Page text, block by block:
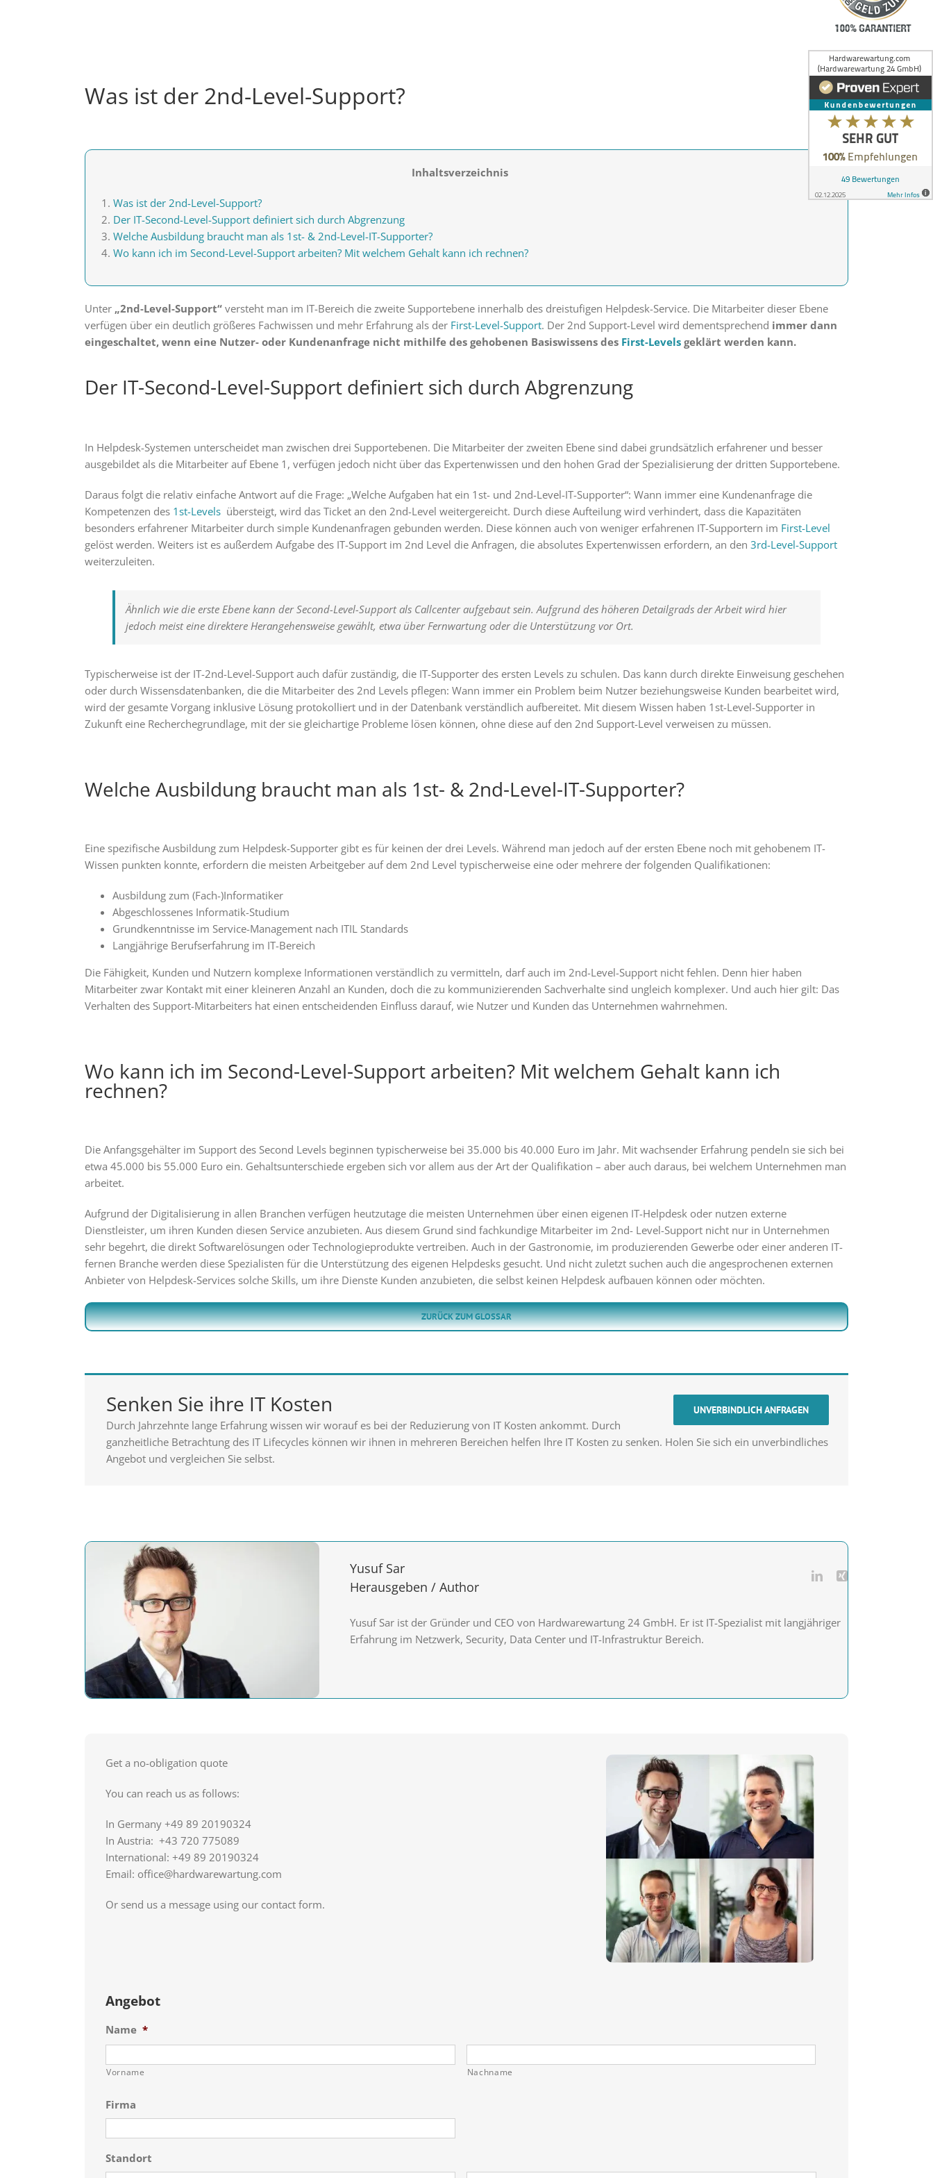
Was ist der 2nd-Level-Support?
Inhaltsverzeichnis
Was ist der 2nd-Level-Support?
Der IT-Second-Level-Support definiert sich durch Abgrenzung
Welche Ausbildung braucht man als 1st- & 2nd-Level-IT-Supporter?
Wo kann ich im Second-Level-Support arbeiten? Mit welchem Gehalt kann ich rechnen?
Unter „2nd-Level-Support“versteht man im IT-Bereich die zweite Supportebene innerhalb des dreistufigen Helpdesk-Service. Die Mitarbeiter dieser Ebene
verfügen über ein deutlich größeres Fachwissen und mehr Erfahrung als der First-Level-Support. Der 2nd Support-Level wird dementsprechend immer dann
eingeschaltet, wenn eine Nutzer- oder Kundenanfrage nicht mithilfe des gehobenen Basiswissens des First-Levelsgeklärt werden kann.
Der IT-Second-Level-Support definiert sich durch Abgrenzung
In Helpdesk-Systemen unterscheidet man zwischen drei Supportebenen. Die Mitarbeiter der zweiten Ebene sind dabei grundsätzlich erfahrener und besser
ausgebildet als die Mitarbeiter auf Ebene 1, verfügen jedoch nicht über das Expertenwissen und den hohen Grad der Spezialisierung der dritten Supportebene.
Daraus folgt die relativ einfache Antwort auf die Frage: „Welche Aufgaben hat ein 1st- und 2nd-Level-IT-Supporter“: Wann immer eine Kundenanfrage die
Kompetenzen des 1st-Levelsübersteigt, wird das Ticket an den 2nd-Level weitergereicht. Durch diese Aufteilung wird verhindert, dass die Kapazitäten
besonders erfahrener Mitarbeiter durch simple Kundenanfragen gebunden werden. Diese können auch von weniger erfahrenen IT-Supportern im First-Level
gelöst werden. Weiters ist es außerdem Aufgabe des IT-Support im 2nd Level die Anfragen, die absolutes Expertenwissen erfordern, an den 3rd-Level-Support
weiterzuleiten.
Ähnlich wie die erste Ebene kann der Second-Level-Support als Callcenter aufgebaut sein. Aufgrund des höheren Detailgrads der Arbeit wird hier
jedoch meist eine direktere Herangehensweise gewählt, etwa über Fernwartung oder die Unterstützung vor Ort.
Typischerweise ist der IT-2nd-Level-Support auch dafür zuständig, die IT-Supporter des ersten Levels zu schulen. Das kann durch direkte Einweisung geschehen
oder durch Wissensdatenbanken, die die Mitarbeiter des 2nd Levels pflegen: Wann immer ein Problem beim Nutzer beziehungsweise Kunden bearbeitet wird,
wird der gesamte Vorgang inklusive Lösung protokolliert und in der Datenbank verständlich aufbereitet. Mit diesem Wissen haben 1st-Level-Supporter in
Zukunft eine Recherchegrundlage, mit der sie gleichartige Probleme lösen können, ohne diese auf den 2nd Support-Level verweisen zu müssen.
Welche Ausbildung braucht man als 1st- & 2nd-Level-IT-Supporter?
Eine spezifische Ausbildung zum Helpdesk-Supporter gibt es für keinen der drei Levels. Während man jedoch auf der ersten Ebene noch mit gehobenem IT-
Wissen punkten konnte, erfordern die meisten Arbeitgeber auf dem 2nd Level typischerweise eine oder mehrere der folgenden Qualifikationen:
Ausbildung zum (Fach-)Informatiker
Abgeschlossenes Informatik-Studium
Grundkenntnisse im Service-Management nach ITIL Standards
Langjährige Berufserfahrung im IT-Bereich
Die Fähigkeit, Kunden und Nutzern komplexe Informationen verständlich zu vermitteln, darf auch im 2nd-Level-Support nicht fehlen. Denn hier haben
Mitarbeiter zwar Kontakt mit einer kleineren Anzahl an Kunden, doch die zu kommunizierenden Sachverhalte sind ungleich komplexer. Und auch hier gilt: Das
Verhalten des Support-Mitarbeiters hat einen entscheidenden Einfluss darauf, wie Nutzer und Kunden das Unternehmen wahrnehmen.
Wo kann ich im Second-Level-Support arbeiten? Mit welchem Gehalt kann ich
rechnen?
Die Anfangsgehälter im Support des Second Levels beginnen typischerweise bei 35.000 bis 40.000 Euro im Jahr. Mit wachsender Erfahrung pendeln sie sich bei
etwa 45.000 bis 55.000 Euro ein. Gehaltsunterschiede ergeben sich vor allem aus der Art der Qualifikation – aber auch daraus, bei welchem Unternehmen man
arbeitet.
Aufgrund der Digitalisierung in allen Branchen verfügen heutzutage die meisten Unternehmen über einen eigenen IT-Helpdesk oder nutzen externe
Dienstleister, um ihren Kunden diesen Service anzubieten. Aus diesem Grund sind fachkundige Mitarbeiter im 2nd- Level-Support nicht nur in Unternehmen
sehr begehrt, die direkt Softwarelösungen oder Technologieprodukte vertreiben. Auch in der Gastronomie, im produzierenden Gewerbe oder einer anderen IT-
fernen Branche werden diese Spezialisten für die Unterstützung des eigenen Helpdesks gesucht. Und nicht zuletzt suchen auch die angesprochenen externen
Anbieter von Helpdesk-Services solche Skills, um ihre Dienste Kunden anzubieten, die selbst keinen Helpdesk aufbauen können oder möchten.
ZURÜCK ZUM GLOSSAR
UNVERBINDLICH ANFRAGEN
Senken Sie ihre IT Kosten
Durch Jahrzehnte lange Erfahrung wissen wir worauf es bei der Reduzierung von IT Kosten ankommt. Durch
ganzheitliche Betrachtung des IT Lifecycles können wir ihnen in mehreren Bereichen helfen Ihre IT Kosten zu senken. Holen Sie sich ein unverbindliches
Angebot und vergleichen Sie selbst.
Yusuf Sar
Herausgeben / Author
Yusuf Sar ist der Gründer und CEO von Hardwarewartung 24 GmbH. Er ist IT-Spezialist mit langjähriger
Erfahrung im Netzwerk, Security, Data Center und IT-Infrastruktur Bereich.
Get a no-obligation quote
You can reach us as follows:
In Germany +49 89 20190324
In Austria: +43 720 775089
International: +49 89 20190324
Email: office@hardwarewartung.com
Or send us a message using our contact form.
Angebot
Name *
Vorname Nachname
Firma
Standort